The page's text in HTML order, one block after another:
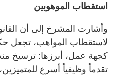
استقطاب الموهوبين
وأشارت المشرخ إلى أن
لاستقطاب المواهب، تجعل
كجهة عمل، أبرزها: ترسيخ
تقدماً وظيفياً أسرع